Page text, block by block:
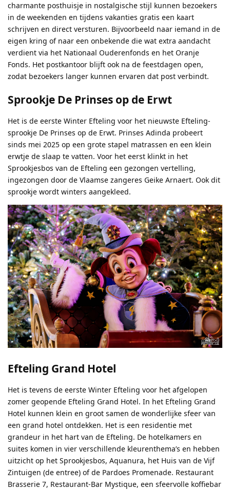
charmante posthuisje in nostalgische stijl kunnen bezoekers
in de weekenden en tijdens vakanties gratis een kaart
schrijven en direct versturen. Bijvoorbeeld naar iemand in de
eigen kring of naar een onbekende die wat extra aandacht
verdient via het Nationaal Ouderenfonds en het Oranje
Fonds. Het postkantoor blijft ook na de feestdagen open,
zodat bezoekers langer kunnen ervaren dat post verbindt.
Sprookje De Prinses op de Erwt
Het is de eerste Winter Efteling voor het nieuwste Efteling-
sprookje De Prinses op de Erwt. Prinses Adinda probeert
sinds mei 2025 op een grote stapel matrassen en een klein
erwtje de slaap te vatten. Voor het eerst klinkt in het
Sprookjesbos van de Efteling een gezongen vertelling,
ingezongen door de Vlaamse zangeres Geike Arnaert. Ook dit
sprookje wordt winters aangekleed.
Efteling Grand Hotel
Het is tevens de eerste Winter Efteling voor het afgelopen
zomer geopende Efteling Grand Hotel. In het Efteling Grand
Hotel kunnen klein en groot samen de wonderlijke sfeer van
een grand hotel ontdekken. Het is een residentie met
grandeur in het hart van de Efteling. De hotelkamers en
suites komen in vier verschillende kleurenthema’s en hebben
uitzicht op het Sprookjesbos, Aquanura, het Huis van de Vijf
Zintuigen (de entree) of de Pardoes Promenade. Restaurant
Brasserie 7, Restaurant-Bar Mystique, een sfeervolle koffiebar